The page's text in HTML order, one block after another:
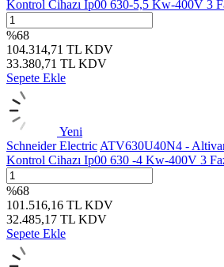
Kontrol Cihazı Ip00 630-5,5 Kw-400V 3
%68
104.314,71 TL KDV
33.380,71 TL KDV
Sepete Ekle
Yeni
Schneider Electric ATV630U40N4 -
Kontrol Cihazı Ip00 630 -4 Kw-400V 3
%68
101.516,16 TL KDV
32.485,17 TL KDV
Sepete Ekle